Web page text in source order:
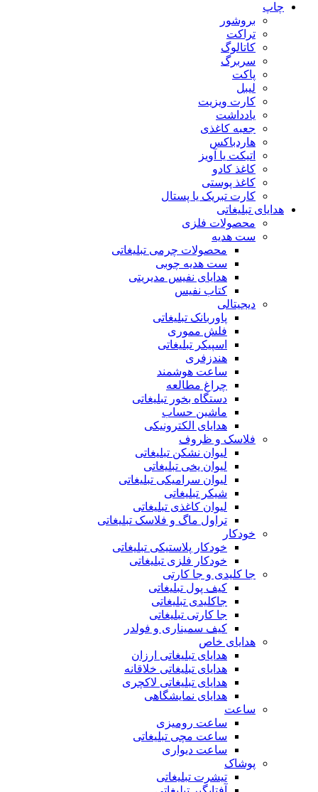
چاپ
بروشور
تراکت
کاتالوگ
سربرگ
پاکت
لیبل
کارت ویزیت
یادداشت
جعبه کاغذی
هاردباکس
اتیکت یا آویز
کاغذ کادو
کاغذ پوستی
کارت تبریک یا پستال
هدایای تبلیغاتی
محصولات فلزی
ست هدیه
محصولات چرمی تبلیغاتی
ست هدیه چوبی
هدایای نفیس مدیریتی
کتاب نفیس
دیجیتالی
پاوربانک تبلیغاتی
فلش مموری
اسپیکر تبلیغاتی
هندزفری
ساعت هوشمند
چراغ مطالعه
دستگاه بخور تبلیغاتی
ماشین حساب
هدایای الکترونیکی
فلاسک و ظروف
لیوان نشکن تبلیغاتی
لیوان یخی تبلیغاتی
لیوان سرامیکی تبلیغاتی
شیکر تبلیغاتی
لیوان کاغذی تبلیغاتی
تراول ماگ و فلاسک تبلیغاتی
خودکار
خودکار پلاستیکی تبلیغاتی
خودکار فلزی تبلیغاتی
جا کلیدی و جا کارتی
کیف پول تبلیغاتی
جاکلیدی تبلیغاتی
جا کارتی تبلیغاتی
کیف سمیناری و فولدر
هدایای خاص
هدایای تبلیغاتی ارزان
هدایای تبلیغاتی خلاقانه
هدایای تبلیغاتی لاکچری
هدایای نمایشگاهی
ساعت
ساعت رومیزی
ساعت مچی تبلیغاتی
ساعت دیواری
پوشاک
تیشرت تبلیغاتی